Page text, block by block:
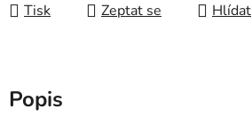
Tisk Zeptat se Hlídat
Popis